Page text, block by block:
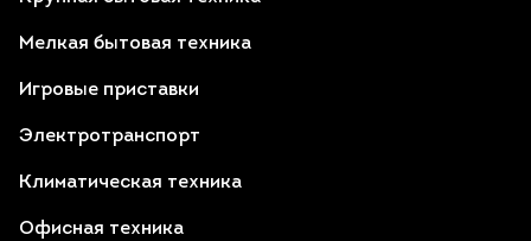
Мелкая бытовая техника
Игровые приставки
Электротранспорт
Климатическая техника
Офисная техника